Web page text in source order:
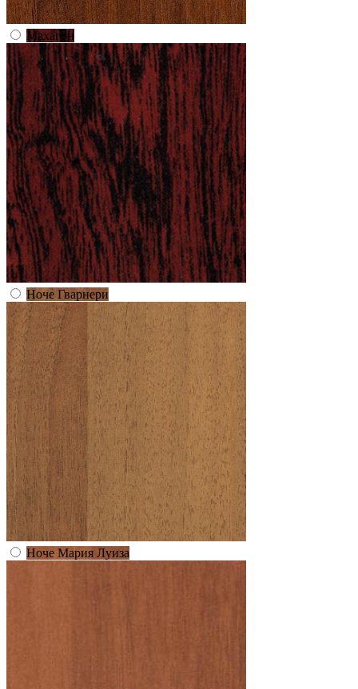
Махагон
Ноче Гварнери
Ноче Мария Луиза